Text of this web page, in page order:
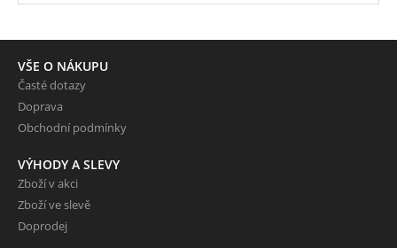
VŠE O NÁKUPU
Časté dotazy
Doprava
Obchodní podmínky
VÝHODY A SLEVY
Zboží v akci
Zboží ve slevě
Doprodej